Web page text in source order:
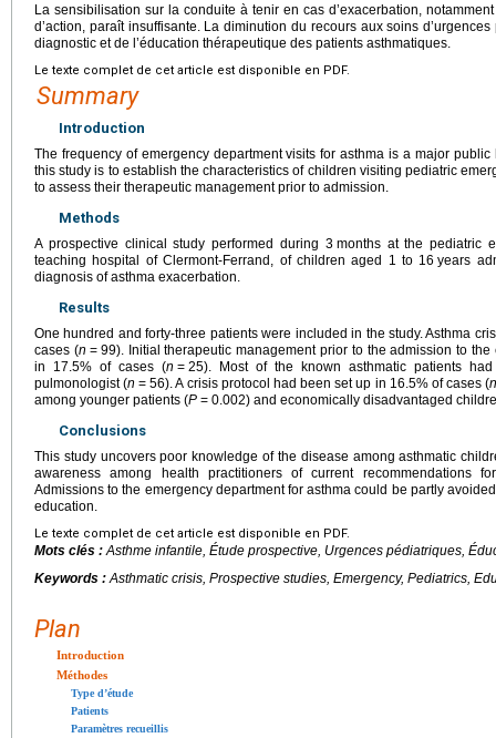
La sensibilisation sur la conduite à tenir en cas d’exacerbation,
d’action, paraît insuffisante. La diminution du recours aux soins
diagnostic et de l’éducation thérapeutique des patients asthmatiques.
Le texte complet de cet article est disponible en PDF.
Summary
Introduction
The frequency of emergency department visits for asthma is a major
this study is to establish the characteristics of children visiting pediatric
to assess their therapeutic management prior to admission.
Methods
A prospective clinical study performed during 3 months at the pediatric
teaching hospital of Clermont-Ferrand, of children aged 1 to 16 years
diagnosis of asthma exacerbation.
Results
One hundred and forty-three patients were included in the study. Asthma
cases (n = 99). Initial therapeutic management prior to the admission to
in 17.5% of cases (n = 25). Most of the known asthmatic patients
pulmonologist (n = 56). A crisis protocol had been set up in 16.5% of cases (
among younger patients (P = 0.002) and economically disadvantaged
Conclusions
This study uncovers poor knowledge of the disease among asthmatic
awareness among health practitioners of current recommendations
Admissions to the emergency department for asthma could be partly
education.
Le texte complet de cet article est disponible en PDF.
Mots clés :Asthme infantile, Étude prospective, Urgences pédiatriques,
Keywords :Asthmatic crisis, Prospective studies, Emergency, Pediatrics,
Plan
Introduction
Méthodes
Type d’étude
Patients
Paramètres recueillis